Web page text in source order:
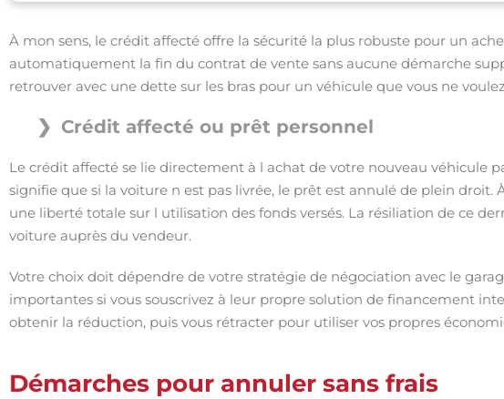
À mon sens, le crédit affecté offre la sécurité la plus robuste pour un
automatiquement la fin du contrat de vente sans aucune démarche
retrouver avec une dette sur les bras pour un véhicule que vous ne
Crédit affecté ou prêt personnel
Le crédit affecté se lie directement à l achat de votre nouveau véhicule
signifie que si la voiture n est pas livrée, le prêt est annulé de plein droit.
une liberté totale sur l utilisation des fonds versés. La résiliation de ce
voiture auprès du vendeur.
Votre choix doit dépendre de votre stratégie de négociation avec le
importantes si vous souscrivez à leur propre solution de financement
obtenir la réduction, puis vous rétracter pour utiliser vos propres
Démarches pour annuler sans frais